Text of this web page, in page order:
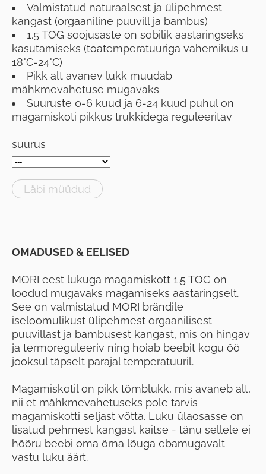
Valmistatud naturaalsest ja ülipehmest
kangast (orgaaniline puuvill ja bambus)
1.5 TOG soojusaste on sobilik aastaringseks
kasutamiseks (toatemperatuuriga vahemikus u
18°C-24°C)
Pikk alt avanev lukk muudab
mähkmevahetuse mugavaks
Suuruste 0-6 kuud ja 6-24 kuud puhul on
magamiskoti pikkus trukkidega reguleeritav
suurus
Läbi müüdud
OMADUSED & EELISED
MORI eest lukuga magamiskott 1.5 TOG on
loodud mugavaks magamiseks aastaringselt.
See on valmistatud MORI brändile
iseloomulikust ülipehmest orgaanilisest
puuvillast ja bambusest kangast, mis on hingav
ja termoreguleeriv ning hoiab beebit kogu öö
jooksul täpselt parajal temperatuuril.
Magamiskotil on pikk tõmblukk, mis avaneb alt,
nii et mähkmevahetuseks pole tarvis
magamiskotti seljast võtta. Luku ülaosasse on
lisatud pehmest kangast kaitse - tänu sellele ei
hõõru beebi oma õrna lõuga ebamugavalt
vastu luku äärt.